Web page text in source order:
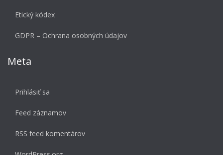
Etický kódex
GDPR – Ochrana osobných údajov
Meta
Prihlásiť sa
Feed záznamov
RSS feed komentárov